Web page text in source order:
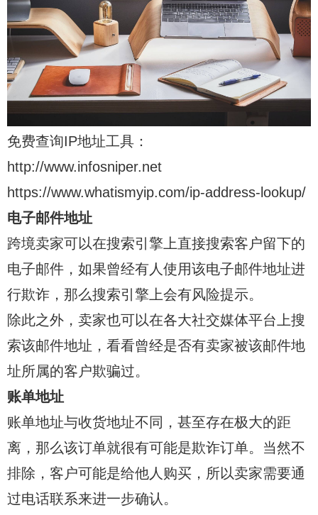
免费查询IP地址工具：
http://www.infosniper.net
https://www.whatismyip.com/ip-address-lookup/
电子邮件地址
跨境卖家可以在搜索引擎上直接搜索客户留下的
电子邮件，如果曾经有人使用该电子邮件地址进
行欺诈，那么搜索引擎上会有风险提示。
除此之外，卖家也可以在各大社交媒体平台上搜
索该邮件地址，看看曾经是否有卖家被该邮件地
址所属的客户欺骗过。
账单地址
账单地址与收货地址不同，甚至存在极大的距
离，那么该订单就很有可能是欺诈订单。当然不
排除，客户可能是给他人购买，所以卖家需要通
过电话联系来进一步确认。